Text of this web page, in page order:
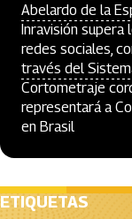
Abelardo de la
Inravisión supera
redes sociales,
través del
Cortometraje
representará a
en Brasil
ETIQUETAS